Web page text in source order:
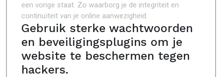
een vorige staat. Zo waarborg je de integriteit en
continuïteit van je online aanwezigheid.
Gebruik sterke wachtwoorden
en beveiligingsplugins om je
website te beschermen tegen
hackers.